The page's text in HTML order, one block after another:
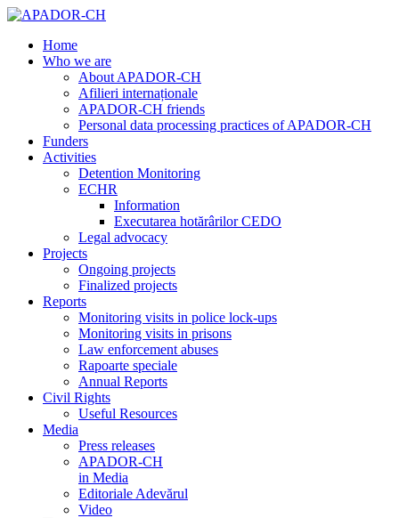
Home
Who we are
About APADOR-CH
Afilieri internaționale
APADOR-CH friends
Personal data processing practices of APADOR-CH
Funders
Activities
Detention Monitoring
ECHR
Information
Executarea hotărârilor CEDO
Legal advocacy
Projects
Ongoing projects
Finalized projects
Reports
Monitoring visits in police lock-ups
Monitoring visits in prisons
Law enforcement abuses
Rapoarte speciale
Annual Reports
Civil Rights
Useful Resources
Media
Press releases
APADOR-CH
in Media
Editoriale Adevărul
Video